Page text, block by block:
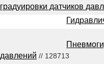
градуировки датчиков
давлений // 128713